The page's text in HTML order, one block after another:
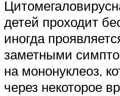
детей проходит
иногда
заметными
на мононуклеоз,
через некоторое